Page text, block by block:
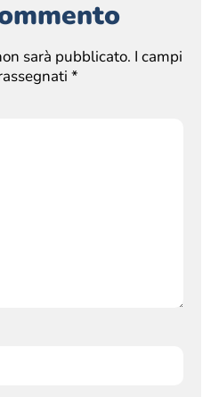
sarà pubblicato. I campi
*